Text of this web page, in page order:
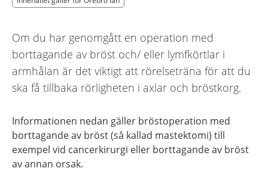
Innehållet gäller för Örebro län
Om du har genomgått en operation med
borttagande av bröst och/ eller lymfkörtlar i
armhålan är det viktigt att rörelseträna för att du
ska få tillbaka rörligheten i axlar och bröstkorg.
Informationen nedan gäller bröstoperation med
borttagande av bröst (så kallad mastektomi) till
exempel vid cancerkirurgi eller borttagande av bröst
av annan orsak.